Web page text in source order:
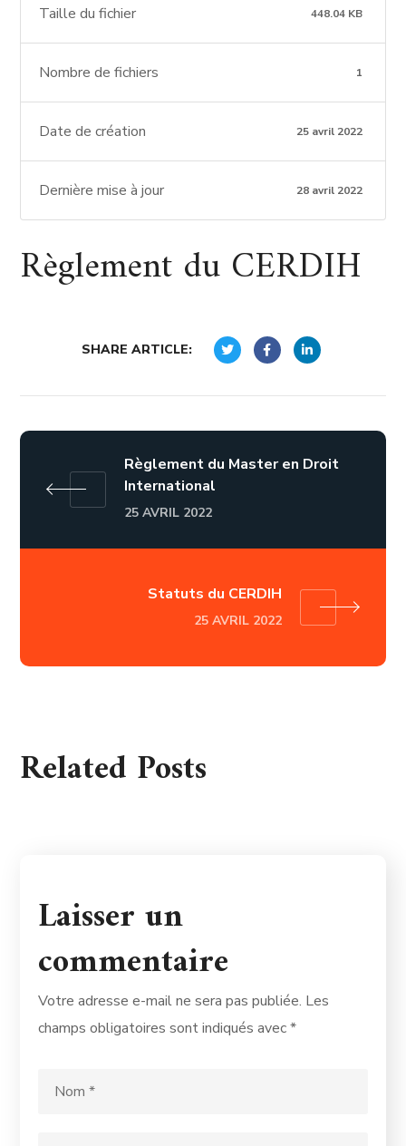
Taille du fichier 448.04 KB
Nombre de fichiers 1
Date de création 25 avril 2022
Dernière mise à jour 28 avril 2022
Règlement du CERDIH
SHARE ARTICLE:
Règlement du Master en Droit
International
25 AVRIL 2022
Statuts du CERDIH
25 AVRIL 2022
Related Posts
Laisser un
commentaire
Votre adresse e-mail ne sera pas publiée. Les
champs obligatoires sont indiqués avec*